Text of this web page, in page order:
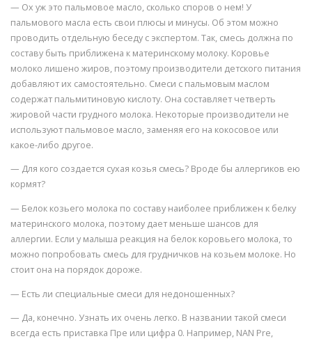
— Ох уж это пальмовое масло, сколько споров о нем! У
пальмового масла есть свои плюсы и минусы. Об этом можно
проводить отдельную беседу с экспертом. Так, смесь должна по
составу быть приближена к материнскому молоку. Коровье
молоко лишено жиров, поэтому производители детского питания
добавляют их самостоятельно. Смеси с пальмовым маслом
содержат пальмитиновую кислоту. Она составляет четверть
жировой части грудного молока. Некоторые производители не
используют пальмовое масло, заменяя его на кокосовое или
какое-либо другое.
— Для кого создается сухая козья смесь? Вроде бы аллергиков ею
кормят?
— Белок козьего молока по составу наиболее приближен к белку
материнского молока, поэтому дает меньше шансов для
аллергии. Если у малыша реакция на белок коровьего молока, то
можно попробовать смесь для грудничков на козьем молоке. Но
стоит она на порядок дороже.
— Есть ли специальные смеси для недоношенных?
— Да, конечно. Узнать их очень легко. В названии такой смеси
всегда есть приставка Пре или цифра 0. Например, NAN Pre,